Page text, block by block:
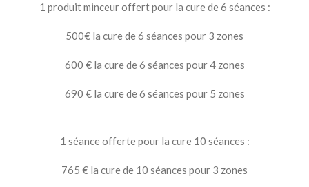
1 produit minceur offert pour la cure de 6 séances :
500€ la cure de 6 séances pour 3 zones
600 € la cure de 6 séances pour 4 zones
690 € la cure de 6 séances pour 5 zones
1 séance offerte pour la cure 10 séances :
765 € la cure de 10 séances pour 3 zones